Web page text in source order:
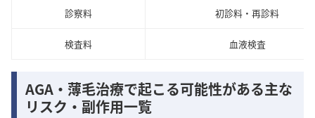
診察料 初診料・再診料
検査料 血液検査
AGA・薄毛治療で起こる可能性がある主な
リスク・副作用一覧